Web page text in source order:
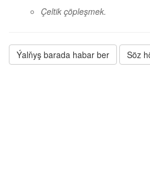
Çeltik çöpleşmek.
Ýalňyş barada habar ber Söz